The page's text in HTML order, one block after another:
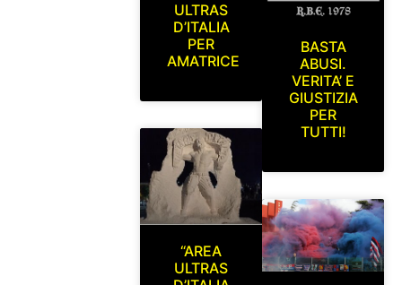
ULTRAS
D’ITALIA
PER
AMATRICE
“AREA
ULTRAS
BASTA
ABUSI.
VERITA’ E
GIUSTIZIA
PER
TUTTI!